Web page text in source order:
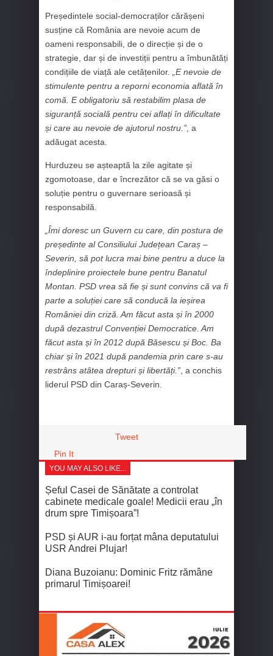
Președintele social-democraților cărășeni
susține că România are nevoie acum de
oameni responsabili, de o direcție și de o
strategie, dar și de investiții pentru a îmbunătăți
condițiile de viață ale cetățenilor.
„E nevoie de
stimulente pentru a reporni economia aflată în
comă. E obligatoriu să restabilim plasa de
siguranță socială pentru cei aflați în dificultate
și care au nevoie de ajutorul nostru.” , a
adăugat acesta.
Hurduzeu se așteaptă la zile agitate și
zgomotoase, dar e încrezător că se va găsi o
soluție pentru o guvernare serioasă și
responsabilă.
„Îmi doresc un Guvern cu care, din postura de
președinte al Consiliului Județean Caraș –
Severin, să pot lucra mai bine pentru a duce la
îndeplinire proiectele bune pentru Banatul
Montan. PSD vrea să fie și sunt convins că va fi
parte a soluției care să conducă la ieșirea
României din criză. Am făcut asta și în 2000
după dezastrul Convenției Democratice. Am
făcut asta și în 2012 după Băsescu și Boc. Ba
chiar și în 2021 după pandemia prin care s-au
restrâns atâtea drepturi și libertăți.” , a conchis
liderul PSD din Caraș-Severin.
Tweet
Pin It
YOU MAY ALSO LIKE...
Șeful Casei de Sănătate a controlat
cabinete medicale goale! Medicii erau „în
drum spre Timișoara”!
PSD și AUR i-au forțat mâna deputatului
USR Andrei Plujar!
Diana Buzoianu: Dominic Fritz rămâne
primarul Timișoarei!